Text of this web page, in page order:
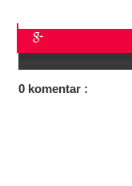
0 komentar :